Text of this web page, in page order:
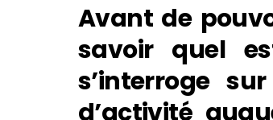
Avant de
savoir quel
s’interroge
d’activité